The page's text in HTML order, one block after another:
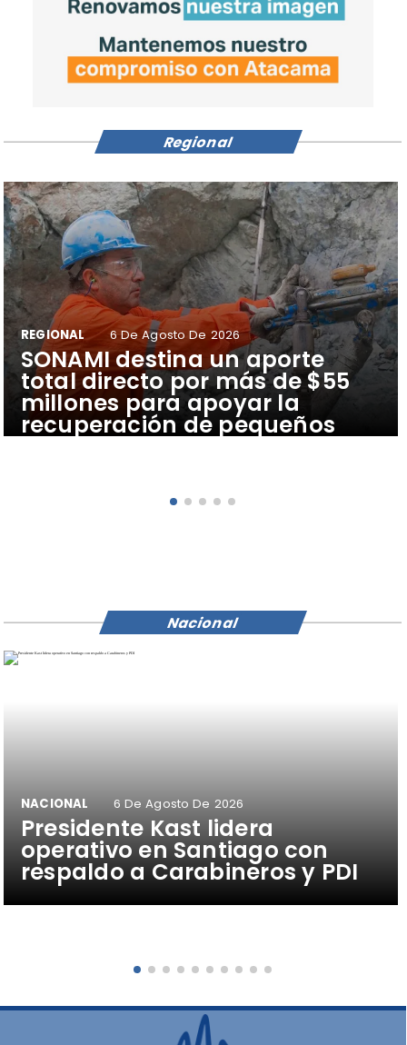
​SONAMI destina un aporte
total directo por más de $55
millones para apoyar la
recuperación de pequeños
mineros afectados por los
REGIONAL 6 De Agosto De 2026
Regional
Presidente Kast lidera
operativo en Santiago con
respaldo a Carabineros y PDI
NACIONAL 6 De Agosto De 2026
Nacional